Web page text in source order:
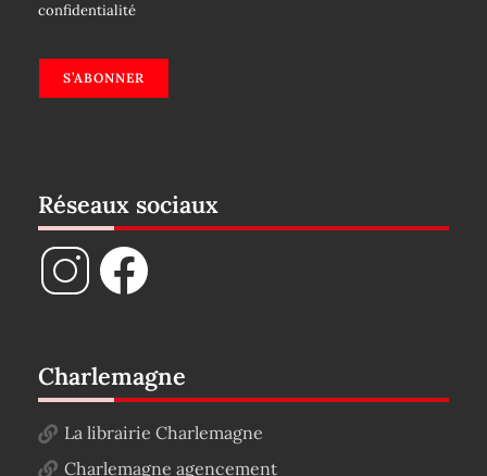
confidentialité
S’ABONNER
Réseaux sociaux
Charlemagne
La librairie Charlemagne
Charlemagne agencement